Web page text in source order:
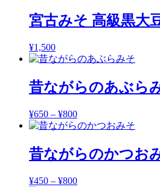
宮古みそ 高級黒大
¥1,500
昔ながらのあぶら
¥650 – ¥800価
格
¥650
–
昔ながらのかつお
¥450 – ¥800価